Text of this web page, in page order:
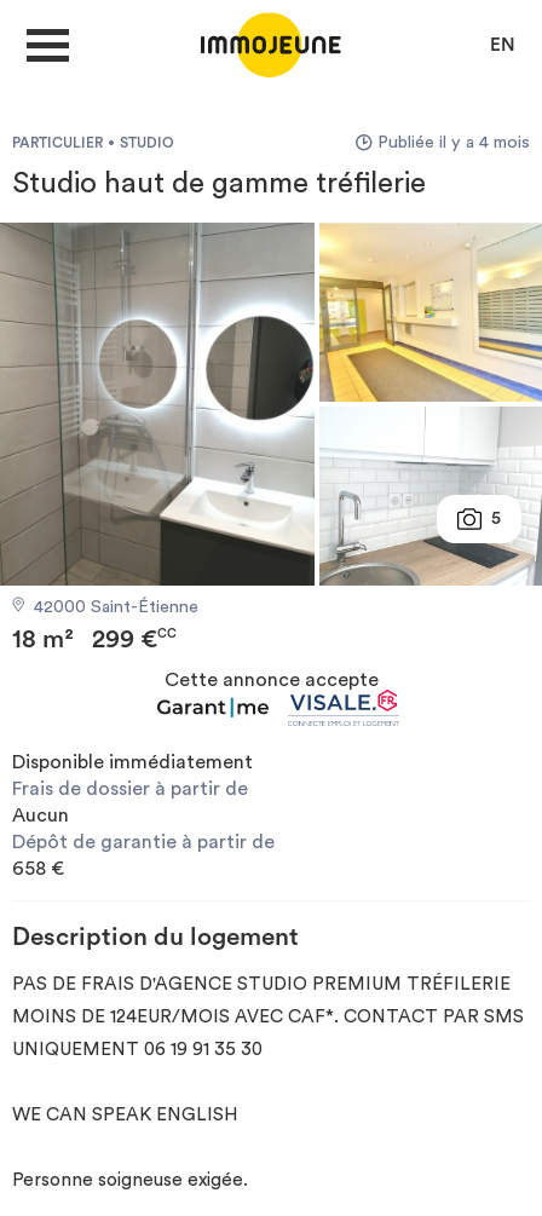
EN
DÉPOSER UNE ANNONCE
Je cherche un logement
Je propose un bien
Villes
Investir
Blog
PARTICULIER STUDIO Publiée il y a 4 mois
Studio haut de gamme tréfilerie
5
42000 Saint-Étienne
18 m² 299 €CC
Cette annonce accepte
Disponible immédiatement
Frais de dossier à partir de
Aucun
Dépôt de garantie à partir de
658 €
Description du logement
PAS DE FRAIS D'AGENCE STUDIO PREMIUM TRÉFILERIE
MOINS DE 124EUR/MOIS AVEC CAF*. CONTACT PAR SMS
UNIQUEMENT 06 19 91 35 30
WE CAN SPEAK ENGLISH
Personne soigneuse exigée.